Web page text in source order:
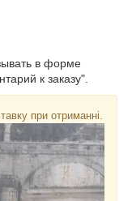
в форме
к заказу".
при отриманні.